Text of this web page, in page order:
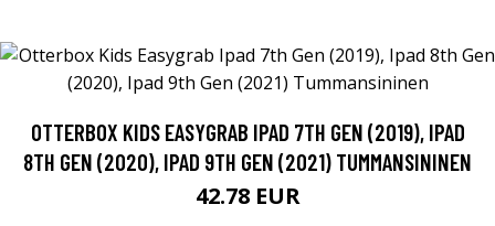
OTTERBOX KIDS EASYGRAB IPAD 7TH GEN (2019), IPAD
8TH GEN (2020), IPAD 9TH GEN (2021) TUMMANSININEN
42.78 EUR